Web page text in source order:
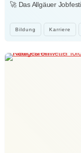
Bildung Karriere
🚀 Das Allgäuer